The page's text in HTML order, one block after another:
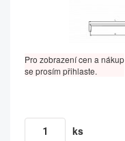
Pro zobrazení cen a nákup
se prosím přihlaste.
ks